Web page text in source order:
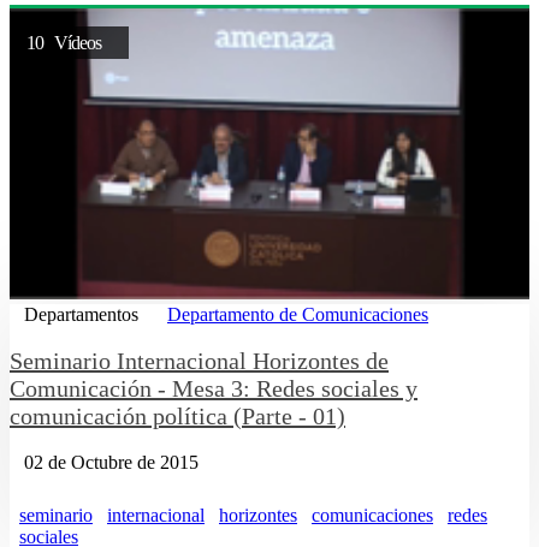
10 Vídeos
Departamentos Departamento de Comunicaciones
Seminario Internacional Horizontes de
Comunicación - Mesa 3: Redes sociales y
comunicación política (Parte - 01)
02 de Octubre de 2015
seminario internacional horizontes comunicaciones
redes
sociales